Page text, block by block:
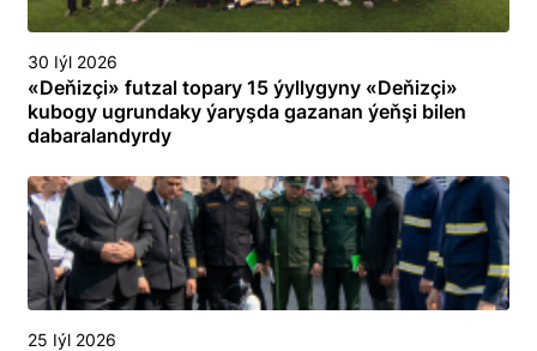
30 Iýl 2026
«Deňizçi» futzal topary 15 ýyllygyny «Deňizçi»
kubogy ugrundaky ýaryşda gazanan ýeňşi bilen
dabaralandyrdy
25 Iýl 2026